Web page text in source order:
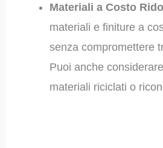
Materiali a Costo
materiali e finiture a
senza compromettere
Puoi anche
materiali riciclati o